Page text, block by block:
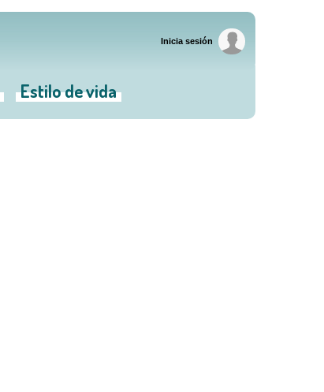
Inicia sesión
Estilo de vida